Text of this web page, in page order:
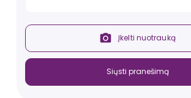
Įkelti nuotrauką
Siųsti pranešimą